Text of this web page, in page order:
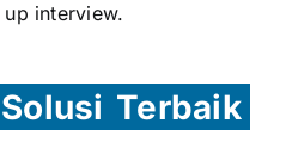
interview.
Terbaik